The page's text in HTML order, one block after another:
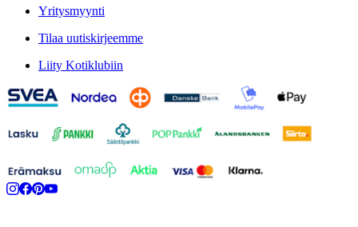
Yritysmyynti
Tilaa uutiskirjeemme
Liity Kotiklubiin